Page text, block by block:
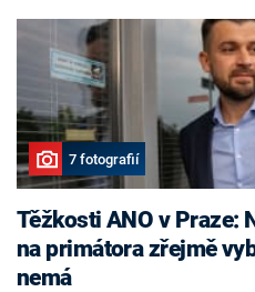
7 fotografií
Těžkosti ANO v Praze:
na primátora zřejmě
nemá